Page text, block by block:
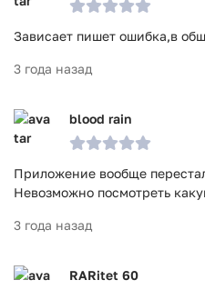
Зависает пишет ошибка,в
3 года назад
blood rain
Приложение вообще
Невозможно посмотреть
3 года назад
RARitet 60